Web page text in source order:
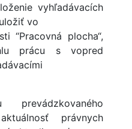
vyhľadávacích
vo
“Pracovná plocha“,
prácu s vopred
prevádzkovaného
právnych